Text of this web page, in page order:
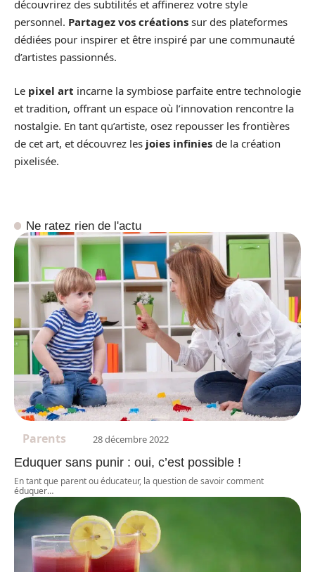
découvrirez des subtilités et affinerez votre style
personnel. Partagez vos créations sur des plateformes
dédiées pour inspirer et être inspiré par une communauté
d’artistes passionnés.
Le pixel art incarne la symbiose parfaite entre technologie
et tradition, offrant un espace où l’innovation rencontre la
nostalgie. En tant qu’artiste, osez repousser les frontières
de cet art, et découvrez les joies infinies de la création
pixelisée.
Ne ratez rien de l'actu
Parents 28 décembre 2022
Eduquer sans punir : oui, c’est possible !
En tant que parent ou éducateur, la question de savoir comment
éduquer…